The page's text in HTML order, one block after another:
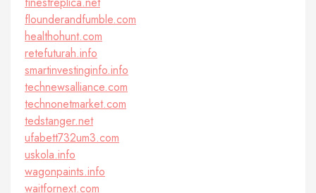
flounderandfumble.com
healthohunt.com
retefuturah.info
smartinvestinginfo.info
technewsalliance.com
technonetmarket.com
tedstanger.net
ufabett732um3.com
uskola.info
wagonpaints.info
waitfornext.com